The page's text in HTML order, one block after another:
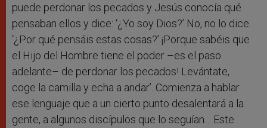
puede perdonar los pecados y Jesús conocía qué
pensaban ellos y dice: ‘¿Yo soy Dios?’ No, no lo dice.
‘¿Por qué pensáis estas cosas?’ ¡Porque sabéis que
el Hijo del Hombre tiene el poder –es el paso
adelante– de perdonar los pecados! Levántate,
coge la camilla y echa a andar’. Comienza a hablar
ese lenguaje que a un cierto punto desalentará a la
gente, a algunos discípulos que lo seguían… Este